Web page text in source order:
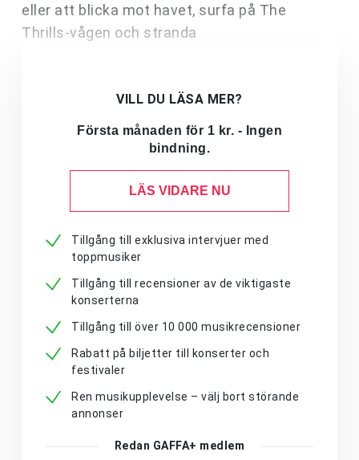
eller att blicka mot havet, surfa på The
Thrills-vågen och stranda
VILL DU LÄSA MER?
Första månaden för 1 kr. - Ingen
bindning.
LÄS VIDARE NU
Tillgång till exklusiva intervjuer med
toppmusiker
Tillgång till recensioner av de viktigaste
konserterna
Tillgång till över 10 000 musikrecensioner
Rabatt på biljetter till konserter och
festivaler
Ren musikupplevelse – välj bort störande
annonser
Redan GAFFA+ medlem